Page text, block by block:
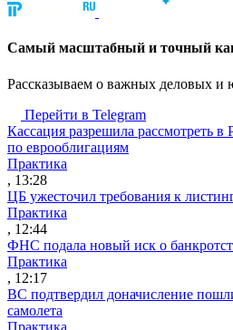
Cамый масштабный и точный
Рассказываем о важных деловых и
Перейти в Telegram
Кассация разрешила рассмотреть
по еврооблигациям
Практика
, 13:28
ЦБ ужесточил требования к
Практика
, 12:44
ФНС подала новый иск о
Практика
, 12:17
ВС подтвердил доначисление
самолета
Практика